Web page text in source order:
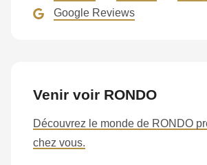
Google Reviews
Venir voir RONDO
Découvrez le monde de RONDO
chez vous.